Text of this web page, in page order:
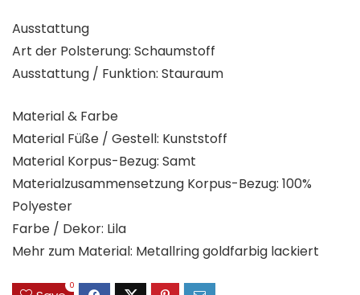
Ausstattung
Art der Polsterung: Schaumstoff
Ausstattung / Funktion: Stauraum
Material & Farbe
Material Füße / Gestell: Kunststoff
Material Korpus-Bezug: Samt
Materialzusammensetzung Korpus-Bezug: 100%
Polyester
Farbe / Dekor: Lila
Mehr zum Material: Metallring goldfarbig lackiert
0